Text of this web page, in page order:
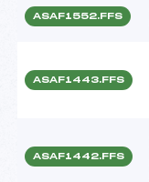
ASAF1552.FFS
ASAF1443.FFS
ASAF1442.FFS